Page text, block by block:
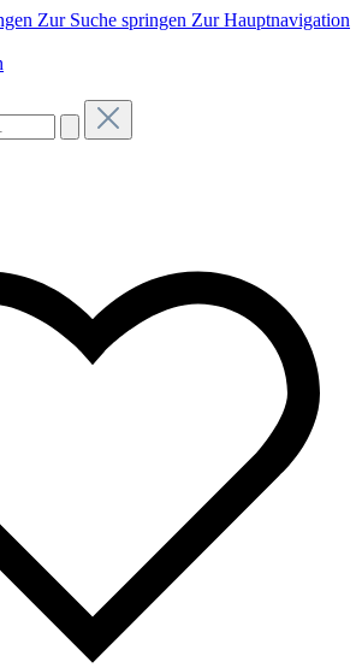
Zur Suche springen Zur Hauptnavigation